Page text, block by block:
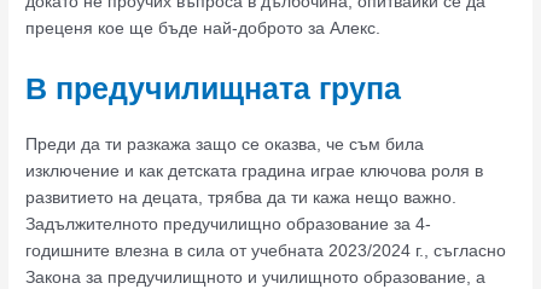
преценя кое ще бъде най-доброто за Алекс.
В предучилищната група
Преди да ти разкажа защо се оказва, че съм била
изключение и как детската градина играе ключова роля в
развитието на децата, трябва да ти кажа нещо важно.
Задължителното предучилищно образование за 4-
годишните влезна в сила от учебната 2023/2024 г., съгласно
Закона за предучилищното и училищното образование, а